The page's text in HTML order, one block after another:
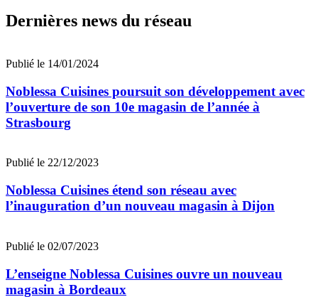
Dernières news du réseau
Publié le 14/01/2024
Noblessa Cuisines poursuit son développement avec
l’ouverture de son 10e magasin de l’année à
Strasbourg
Publié le 22/12/2023
Noblessa Cuisines étend son réseau avec
l’inauguration d’un nouveau magasin à Dijon
Publié le 02/07/2023
L’enseigne Noblessa Cuisines ouvre un nouveau
magasin à Bordeaux